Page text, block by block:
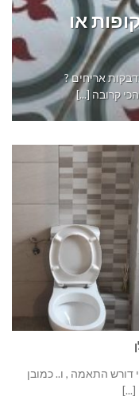
או
אריחים ?
קרובה [...]
דורש התאמה , ו.. כמובן